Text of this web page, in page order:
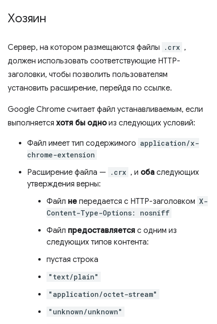
Хозяин
Сервер, на котором размещаются файлы .crx ,
должен использовать соответствующие HTTP-
заголовки, чтобы позволить пользователям
установить расширение, перейдя по ссылке.
Google Chrome считает файл устанавливаемым, если
выполняется хотя бы одноиз следующих условий:
Файл имеет тип содержимого application/x-
chrome-extension
Расширение файла — .crx , и оба следующих
утверждения верны:
Файл не передается с HTTP-заголовком X-
Content-Type-Options: nosniff
Файл предоставляется с одним из
следующих типов контента:
пустая строка
"text/plain"
"application/octet-stream"
"unknown/unknown"